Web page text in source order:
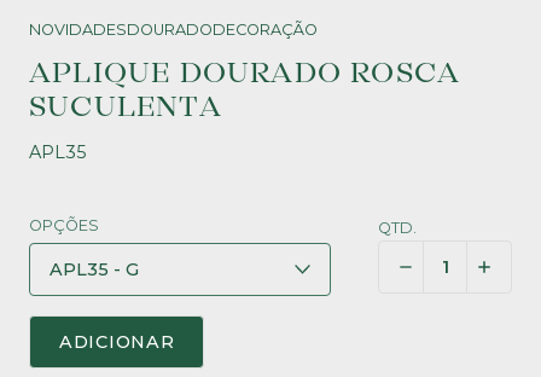
NOVIDADESDOURADODECORAÇÃO
APLIQUE DOURADO ROSCA
SUCULENTA
APL35
OPÇÕES QTD.
ADICIONAR